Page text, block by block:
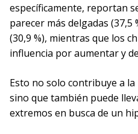
específicamente, reportan
parecer más delgadas (37,5
(30,9 %), mientras que los
influencia por aumentar y
Esto no solo contribuye a
sino que también puede
extremos en busca de un